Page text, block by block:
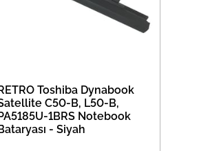
Toshiba Dynabook
C50-B, L50-B,
1BRS Notebook
- Siyah